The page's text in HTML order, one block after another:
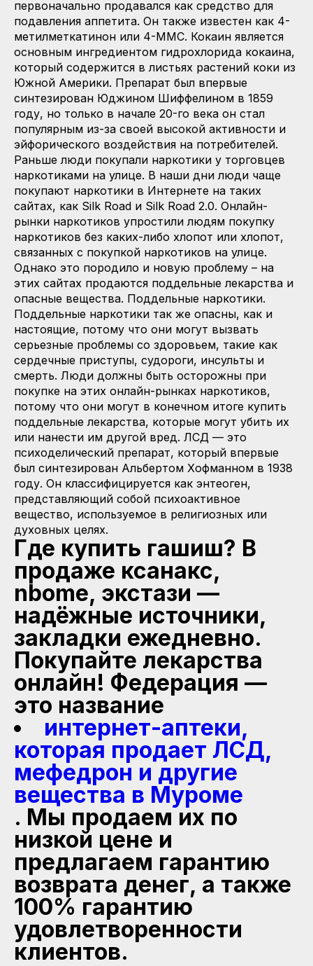
первоначально продавался как средство для
подавления аппетита. Он также известен как 4-
метилметкатинон или 4-MMC. Кокаин является
основным ингредиентом гидрохлорида кокаина,
который содержится в листьях растений коки из
Южной Америки. Препарат был впервые
синтезирован Юджином Шиффелином в 1859
году, но только в начале 20-го века он стал
популярным из-за своей высокой активности и
эйфорического воздействия на потребителей.
Раньше люди покупали наркотики у торговцев
наркотиками на улице. В наши дни люди чаще
покупают наркотики в Интернете на таких
сайтах, как Silk Road и Silk Road 2.0. Онлайн-
рынки наркотиков упростили людям покупку
наркотиков без каких-либо хлопот или хлопот,
связанных с покупкой наркотиков на улице.
Однако это породило и новую проблему – на
этих сайтах продаются поддельные лекарства и
опасные вещества. Поддельные наркотики.
Поддельные наркотики так же опасны, как и
настоящие, потому что они могут вызвать
серьезные проблемы со здоровьем, такие как
сердечные приступы, судороги, инсульты и
смерть. Люди должны быть осторожны при
покупке на этих онлайн-рынках наркотиков,
потому что они могут в конечном итоге купить
поддельные лекарства, которые могут убить их
или нанести им другой вред. ЛСД — это
психоделический препарат, который впервые
был синтезирован Альбертом Хофманном в 1938
году. Он классифицируется как энтеоген,
представляющий собой психоактивное
вещество, используемое в религиозных или
духовных целях.
Где купить гашиш? В
продаже ксанакс,
nbome, экстази —
надёжные источники,
закладки ежедневно.
Покупайте лекарства
онлайн! Федерация —
это название
интернет-аптеки,
которая продает ЛСД,
мефедрон и другие
вещества в Муроме
. Мы продаем их по
низкой цене и
предлагаем гарантию
возврата денег, а также
100% гарантию
удовлетворенности
клиентов.